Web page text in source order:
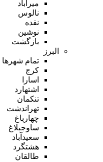
میرآباد
نالوس
نقده
نوشین
بازگشت
البرز
تمام شهر‌ها
کرج
اسارا
اشتهارد
تنکمان
تهراندشت
چهارباغ
ساوجبلاغ
سعیدآباد
هشتگرد
طالقان